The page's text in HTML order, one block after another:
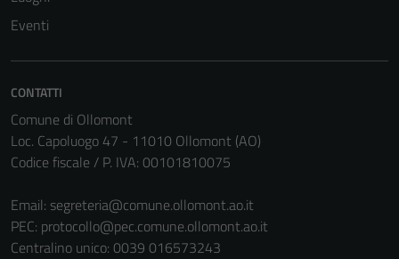
Eventi
CONTATTI
Comune di Ollomont
Loc. Capoluogo 47 - 11010 Ollomont (AO)
Codice fiscale / P. IVA: 00101810075
Email: segreteria@comune.ollomont.ao.it
PEC: protocollo@pec.comune.ollomont.ao.it
Centralino unico: 0039 016573243